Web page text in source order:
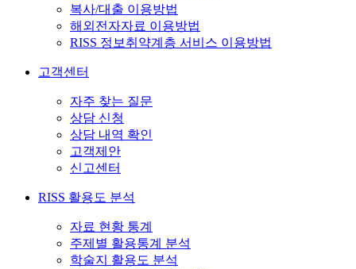
복사/대출 이용방법
해외전자자료 이용방법
RISS 정보취약계층 서비스 이용방법
고객센터
자주 찾는 질문
상담 신청
상담 내역 확인
고객제안
신고센터
RISS 활용도 분석
자료 현황 통계
주제별 활용통계 분석
학술지 활용도 분석